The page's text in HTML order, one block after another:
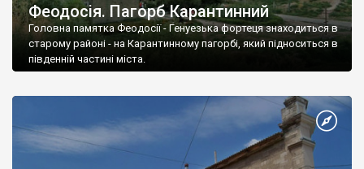
Феодосія. Пагорб Карантинний
Головна памятка Феодосії - Генуезька фортеця знаходиться в
старому районі - на Карантинному пагорбі, який підноситься в
південній частині міста.